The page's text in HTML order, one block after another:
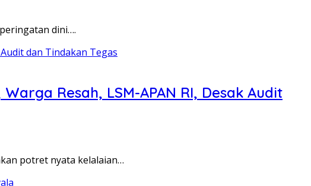
dini….
Resah, LSM-APAN RI, Desak Audit
potret nyata kelalaian…